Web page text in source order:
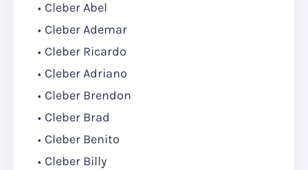
Cleber Abel
Cleber Ademar
Cleber Ricardo
Cleber Adriano
Cleber Brendon
Cleber Brad
Cleber Benito
Cleber Billy